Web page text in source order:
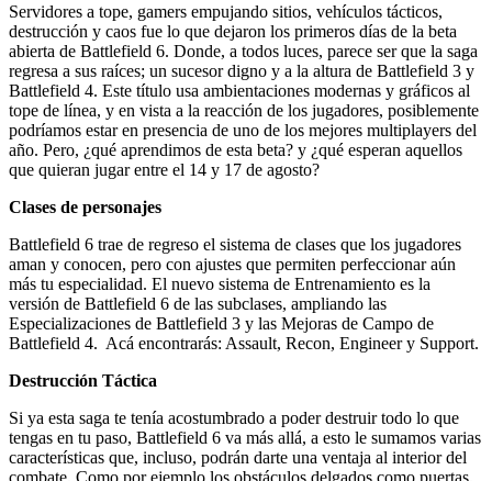
Servidores a tope, gamers empujando sitios, vehículos tácticos,
destrucción y caos fue lo que dejaron los primeros días de la beta
abierta de Battlefield 6. Donde, a todos luces, parece ser que la saga
regresa a sus raíces; un sucesor digno y a la altura de Battlefield 3 y
Battlefield 4. Este título usa ambientaciones modernas y gráficos al
tope de línea, y en vista a la reacción de los jugadores, posiblemente
podríamos estar en presencia de uno de los mejores multiplayers del
año. Pero, ¿qué aprendimos de esta beta? y ¿qué esperan aquellos
que quieran jugar entre el 14 y 17 de agosto?
Clases de personajes
Battlefield 6 trae de regreso el sistema de clases que los jugadores
aman y conocen, pero con ajustes que permiten perfeccionar aún
más tu especialidad. El nuevo sistema de Entrenamiento es la
versión de Battlefield 6 de las subclases, ampliando las
Especializaciones de Battlefield 3 y las Mejoras de Campo de
Battlefield 4. Acá encontrarás: Assault, Recon, Engineer y Support.
Destrucción Táctica
Si ya esta saga te tenía acostumbrado a poder destruir todo lo que
tengas en tu paso, Battlefield 6 va más allá, a esto le sumamos varias
características que, incluso, podrán darte una ventaja al interior del
combate. Como por ejemplo los obstáculos delgados como puertas,